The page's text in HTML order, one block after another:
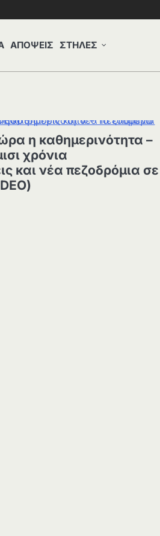
ΑΠΟΨΕΙΣ ΣΤΗΛΕΣ
η καθημερινότητα –
χρόνια
και νέα πεζοδρόμια σε